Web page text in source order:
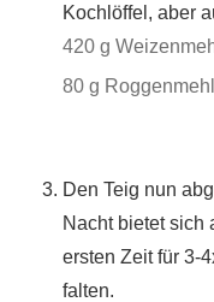
Kochlöffel, aber
420 g
80 g
Den Teig nun
Nacht bietet sich
ersten Zeit für 3-
falten.